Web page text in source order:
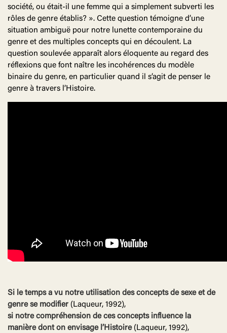
société, ou était-il une femme qui a simplement subverti les
rôles de genre établis? ». Cette question témoigne d’une
situation ambiguë pour notre lunette contemporaine du
genre et des multiples concepts qui en découlent. La
question soulevée apparaît alors éloquente au regard des
réflexions que font naître les incohérences du modèle
binaire du genre, en particulier quand il s’agit de penser le
genre à travers l’Histoire.
Si le temps a vu notre utilisation des concepts de sexe et de
genre se modifier (Laqueur, 1992),
si notre compréhension de ces concepts influence la
manière dont on envisage l’Histoire(Laqueur, 1992),